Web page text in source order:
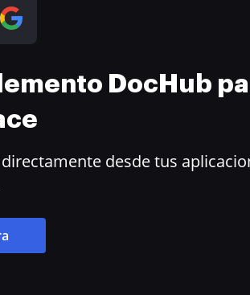
DocHub
desde tus